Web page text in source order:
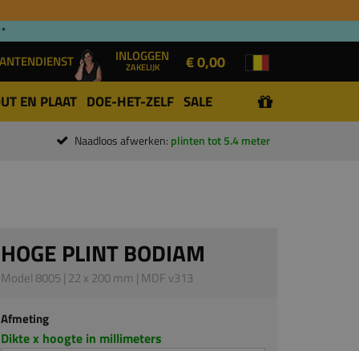
INLOGGEN
ZAKELIJK € 0,00
EN PLAAT DOE-HET-ZELF SALE
Naadloos afwerken: plinten tot 5.4 meter
HOGE PLINT BODIAM
Model 8005 | 22 x 200 mm | MDF v313
Afmeting
Dikte x hoogte in millimeters